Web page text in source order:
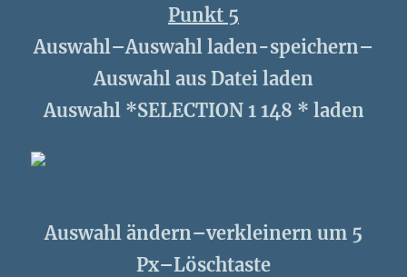
Punkt 5
Auswahl–Auswahl laden-speichern–
Auswahl aus Datei laden
Auswahl *SELECTION 1 148 * laden
Auswahl ändern–verkleinern um 5
Px–Löschtaste